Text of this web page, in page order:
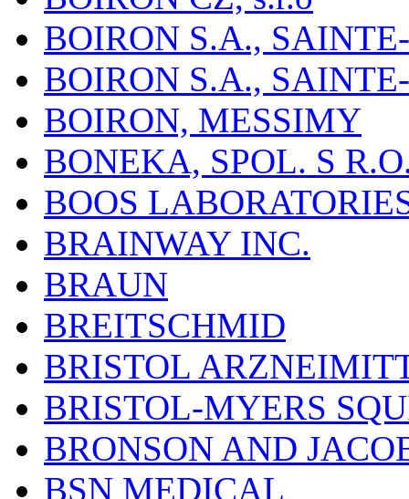
BOIRON S.A.,
BOIRON S.A.,
BOIRON, MESSIMY
BONEKA, SPOL. S
BOOS
BRAINWAY INC.
BRAUN
BREITSCHMID
BRISTOL
BRISTOL-MYERS
BRONSON AND
BSN MEDICAL